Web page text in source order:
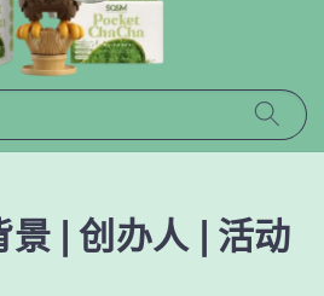
景 | 创办人 | 活动